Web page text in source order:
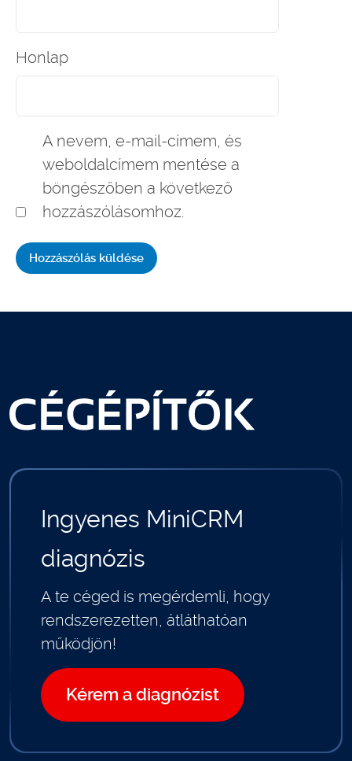
Honlap
A nevem, e-mail-címem, és
weboldalcímem mentése a
böngészőben a következő
hozzászólásomhoz.
Ingyenes MiniCRM
diagnózis
A te céged is megérdemli, hogy
rendszerezetten, átláthatóan
működjön!
Kérem a diagnózist